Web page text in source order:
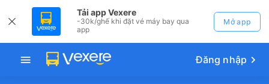
Tải app Vexere
-30k/ghế khi đặt vé máy bay qua
app
Mở app
Đăng nhập